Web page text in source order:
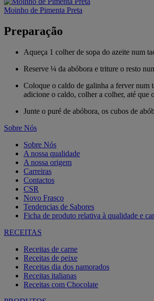
Moinho de Pimenta Preta
Preparação
Aqueça 1 colher de sopa do azeite num
Reserve ¼ da abóbora e triture o resto
Coloque o caldo de galinha a ferver num
adicione o caldo, colher a colher, até que
Junte o puré de abóbora, os cubos de
Sobre Nós
Sobre Nós
A nossa qualidade
A nossa origem
Carreiras
Contactos
CSR
Novo Frasco
Tendencias de Sabores
Ficha de produto relativa à qualidade e
RECEITAS
Receitas de carne
Receitas de peixe
Receitas dia dos namorados
Receitas italianas
Receitas com Chocolate